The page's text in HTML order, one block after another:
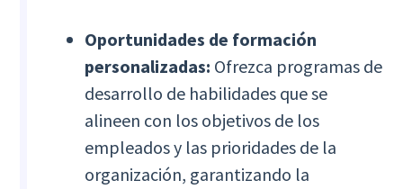
Oportunidades de formación
personalizadas: Ofrezca programas de
desarrollo de habilidades que se
alineen con los objetivos de los
empleados y las prioridades de la
organización, garantizando la